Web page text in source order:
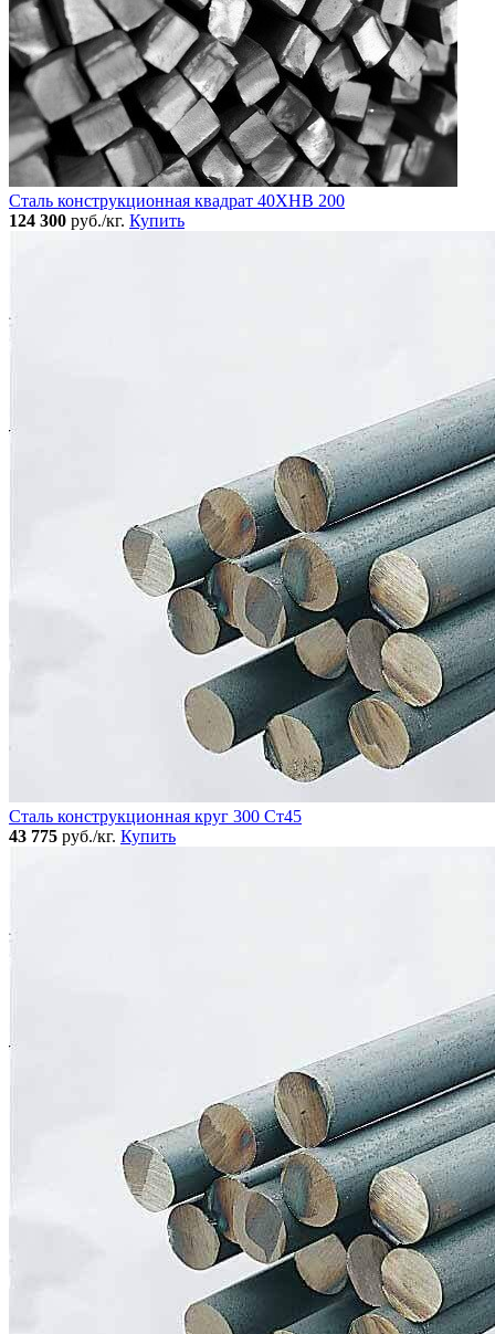
Сталь конструкционная квадрат 40ХНВ 200
124 300 руб./кг. Купить
Сталь конструкционная круг 300 Ст45
43 775 руб./кг. Купить